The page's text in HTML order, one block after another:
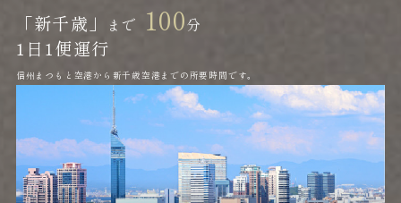
「新千歳」 まで 100分
1日 1便運行
信州まつもと空港から新千歳空港までの所要時間です。